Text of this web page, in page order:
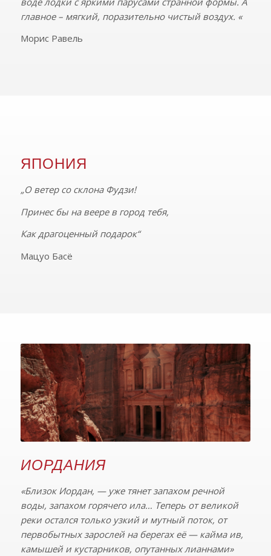
главное – мягкий, поразительно чистый воздух. «
Морис Равель
ЯПОНИЯ
„О ветер со склона Фудзи!
Принес бы на веере в город тебя,
Как драгоценный подарок“
Мацуо Басё
ИОРДАНИЯ
«Близок Иордан, — уже тянет запахом речной
воды, запахом горячего ила… Теперь от великой
реки остался только узкий и мутный поток, от
первобытных зарослей на берегах её — кайма ив,
камышей и кустарников, опутанных лианнами»